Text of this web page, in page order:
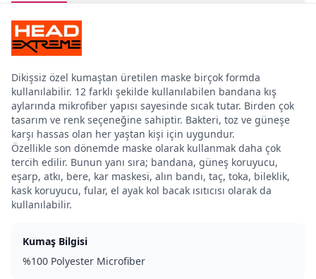
Dikişsiz özel kumaştan üretilen maske birçok formda
kullanılabilir. 12 farklı şekilde kullanılabilen bandana kış
aylarında mikrofiber yapısı sayesinde sıcak tutar. Birden çok
tasarım ve renk seçeneğine sahiptir. Bakteri, toz ve güneşe
karşı hassas olan her yaştan kişi için uygundur.
Özellikle son dönemde maske olarak kullanmak daha çok
tercih edilir. Bunun yanı sıra; bandana, güneş koruyucu,
eşarp, atkı, bere, kar maskesi, alın bandı, taç, toka, bileklik,
kask koruyucu, fular, el ayak kol bacak ısıtıcısı olarak da
kullanılabilir.
Kumaş Bilgisi
%100 Polyester Microfiber